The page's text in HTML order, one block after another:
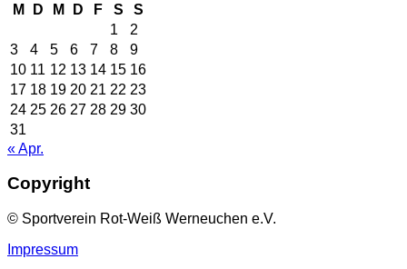
M
D M D F S
S
1
2
3
4 5 6 7 8
9
10 11 12 13 14 15 16
17 18 19 20 21 22 23
24 25 26 27 28 29 30
31
« Apr.
Copyright
© Sportverein Rot-Weiß Werneuchen e.V.
Impressum